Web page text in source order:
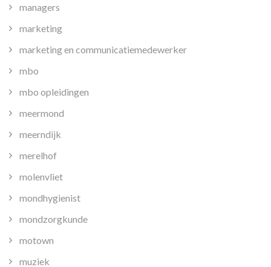
managers
marketing
marketing en communicatiemedewerker
mbo
mbo opleidingen
meermond
meerndijk
merelhof
molenvliet
mondhygienist
mondzorgkunde
motown
muziek